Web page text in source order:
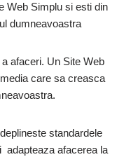
Web Simplu si esti din
dumneavoastra
afaceri. Un Site Web
care sa creasca
standardele
adapteaza afacerea la